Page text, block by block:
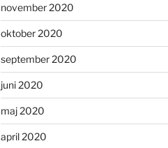
november 2020
oktober 2020
september 2020
juni 2020
maj 2020
april 2020